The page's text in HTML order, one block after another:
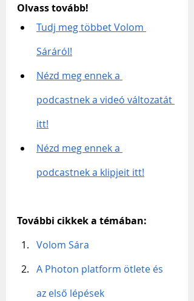
Olvass tovább!
Tudj meg többet Volom
Sáráról!
Nézd meg ennek a
podcastnek a videó változatát
itt!
Nézd meg ennek a
podcastnek a klipjeit itt!
További cikkek a témában:
Volom Sára
A Photon platform ötlete és
az első lépések